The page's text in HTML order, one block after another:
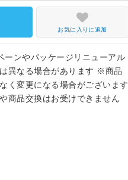
お気に入りに追加
ンやパッケージリニューアル
異なる場合があります ※商品
く変更になる場合がございます
商品交換はお受けできません